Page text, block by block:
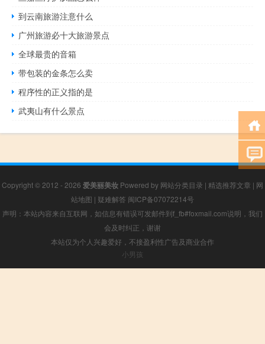
到云南旅游注意什么
广州旅游必十大旅游景点
全球最贵的音箱
带包装的金条怎么卖
程序性的正义指的是
武夷山有什么景点
Copyright © 2012 - 2026 爱美丽美妆 Powered by 网站分类目录 | 精选推荐文章 | 网
站地图 | 疑难解答 闽ICP备07072214号
声明：本站内容来自互联网，如信息有错误可发邮件到f_fb#foxmail.com说明，我们
会及时纠正，谢谢
本站仅为个人兴趣爱好，不接盈利性广告及商业合作
小男孩